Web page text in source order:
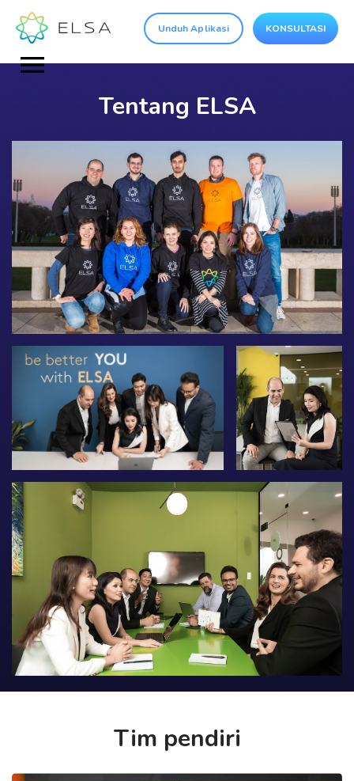
Unduh Aplikasi KONSULTASI
Tentang ELSA
Tim pendiri